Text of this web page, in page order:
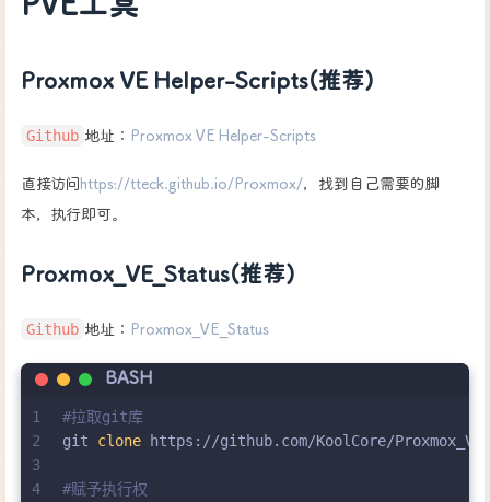
Proxmox VE Helper-Scripts(推荐)
Github 地址： Proxmox VE Helper-Scripts
直接访问 https://tteck.github.io/Proxmox/，找到自己需要的脚
本，执行即可。
Proxmox_VE_Status(推荐)
Github 地址： Proxmox_VE_Status
BASH
1
2
3
4
#拉取git库
git clone https://github.com/KoolCore/
#赋予执行权